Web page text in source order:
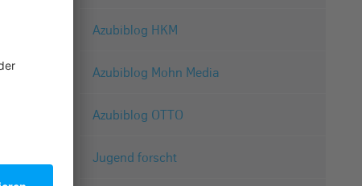
Azubiblog HKM
Azubiblog Mohn Media
Azubiblog OTTO
Jugend forscht